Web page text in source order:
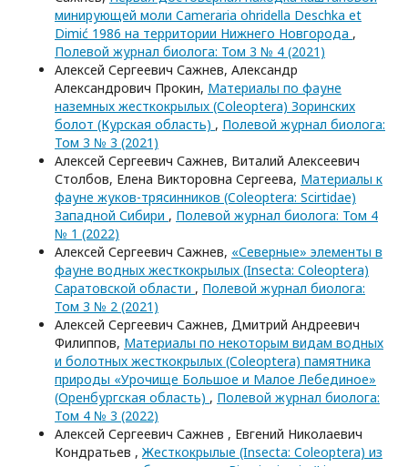
минирующей моли Cameraria ohridella Deschka et
Dimić 1986 на территории Нижнего Новгорода ,
Полевой журнал биолога: Том 3 № 4 (2021)
Алексей Сергеевич Сажнев, Александр
Александрович Прокин, Материалы по фауне
наземных жесткокрылых (Coleoptera) Зоринских
болот (Курская область) , Полевой журнал биолога:
Том 3 № 3 (2021)
Алексей Сергеевич Сажнев, Виталий Алексеевич
Столбов, Елена Викторовна Сергеева, Материалы к
фауне жуков-трясинников (Coleoptera: Scirtidae)
Западной Сибири , Полевой журнал биолога: Том 4
№ 1 (2022)
Алексей Сергеевич Сажнев, «Северные» элементы в
фауне водных жесткокрылых (Insecta: Coleoptera)
Саратовской области , Полевой журнал биолога:
Том 3 № 2 (2021)
Алексей Сергеевич Сажнев, Дмитрий Андреевич
Филиппов, Материалы по некоторым видам водных
и болотных жесткокрылых (Coleoptera) памятника
природы «Урочище Большое и Малое Лебединое»
(Оренбургская область) , Полевой журнал биолога:
Том 4 № 3 (2022)
Алексей Сергеевич Сажнев , Евгений Николаевич
Кондратьев , Жесткокрылые (Insecta: Coleoptera) из